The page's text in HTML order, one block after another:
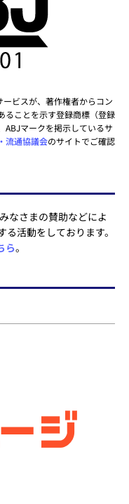
ビスが、著作権者からコン
ることを示す登録商標（登録
ABJマークを掲示しているサ
流通協議会のサイトでご確認
なさまの賛助などによ
活動をしております。
ら。